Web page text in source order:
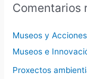
Comentarios
Museos y
Museos e
Proxectos